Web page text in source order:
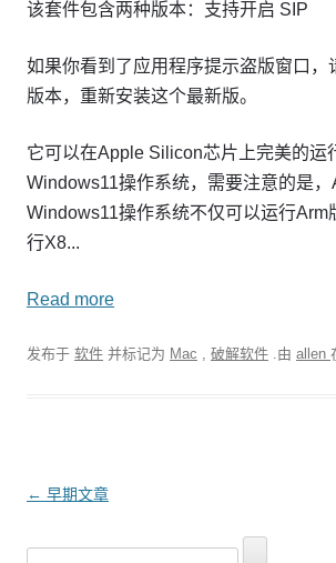
该套件包含两种版本：支持开启 SIP
如果你看到了应用程序提示盗版窗口，
版本，重新安装这个最新版。
它可以在Apple Silicon芯片上完美的运
Windows11操作系统，需要注意的是，
Windows11操作系统不仅可以运行Arm
行X8...
Read more
发布于 软件 并标记为 Mac , 破解软件 .由 allen
文
← 早期文章
搜